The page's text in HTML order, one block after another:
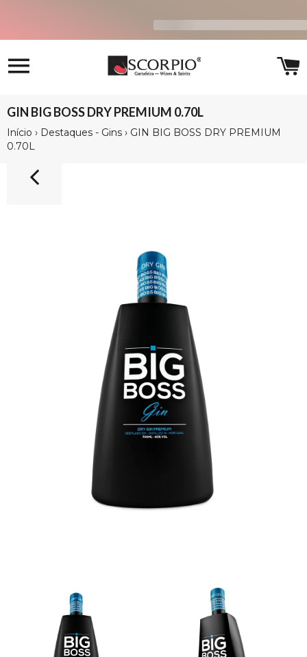
GIN BIG BOSS DRY PREMIUM 0.70L
Início › Destaques - Gins › GIN BIG BOSS DRY PREMIUM
0.70L
12%